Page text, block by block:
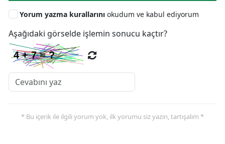
Yorum yazma kurallarını okudum ve kabul ediyorum
Aşağıdaki görselde işlemin sonucu kaçtır?
* Bu içerik ile ilgili yorum yok, ilk yorumu siz yazın, tartışalım *